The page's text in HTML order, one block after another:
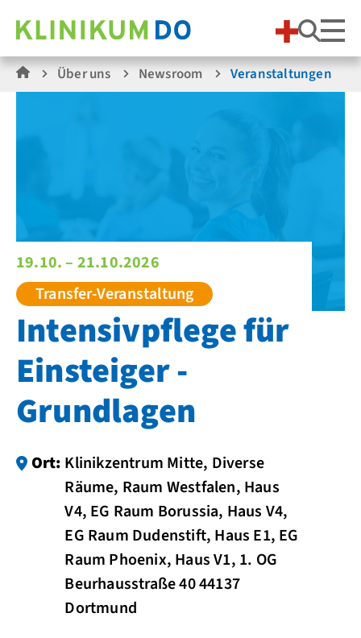
Über uns Newsroom Veranstaltungen
19.10. – 21.10.2026
Transfer-Veranstaltung
Intensivpflege für
Einsteiger -
Grundlagen
Ort: Klinikzentrum Mitte, Diverse
Räume, Raum Westfalen, Haus
V4, EG Raum Borussia, Haus V4,
EG Raum Dudenstift, Haus E1, EG
Raum Phoenix, Haus V1, 1. OG
Beurhausstraße 40 44137
Dortmund